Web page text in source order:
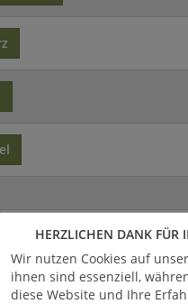
HERZLICHEN DANK FÜR
Wir nutzen Cookies auf
ihnen sind essenziell,
diese Website und Ihre